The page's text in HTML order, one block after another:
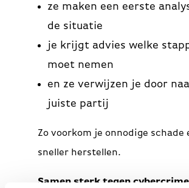
ze maken een eerste
de situatie
je krijgt advies welke
moet nemen
en ze verwijzen je door
juiste partij
Zo voorkom je onnodige schade
sneller herstellen.
Samen sterk tegen cybercrime